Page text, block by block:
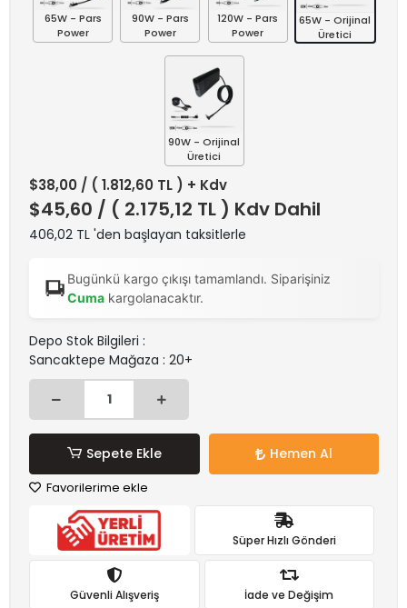
65W - Pars
Power
90W - Pars
Power
120W - Pars
Power
65W - Orijinal
Üretici
90W - Orijinal
Üretici
$38,00 / ( 1.812,60 TL ) + Kdv
$45,60 / ( 2.175,12 TL ) Kdv Dahil
406,02 TL 'den başlayan taksitlerle
Bugünkü kargo çıkışı tamamlandı. Siparişiniz
Cumakargolanacaktır.
Depo Stok Bilgileri :
Sancaktepe Mağaza : 20+
Sepete Ekle Hemen Al
Favorilerime ekle
Süper Hızlı Gönderi
Güvenli Alışveriş İade ve Değişim